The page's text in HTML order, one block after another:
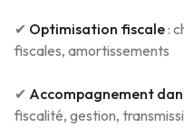
✔ Optimisation fiscale:
fiscales, amortissements
✔ Accompagnement
fiscalité, gestion,